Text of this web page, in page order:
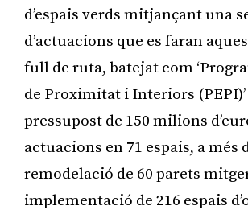
d’espais verds mitjançant una
d’actuacions que es faran
full de ruta, batejat com
de Proximitat i Interiors
pressupost de 150 milions
actuacions en 71 espais, a més
remodelació de 60 parets
implementació de 216 espais